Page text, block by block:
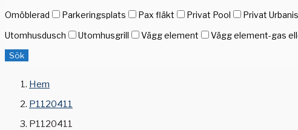
Omöblerad
Parkeringsplats Pax fläkt Privat Pool Privat
Utomhusdusch
Utomhusgrill Vägg element Vägg element-gas
Sök
Hem
P1120411
P1120411